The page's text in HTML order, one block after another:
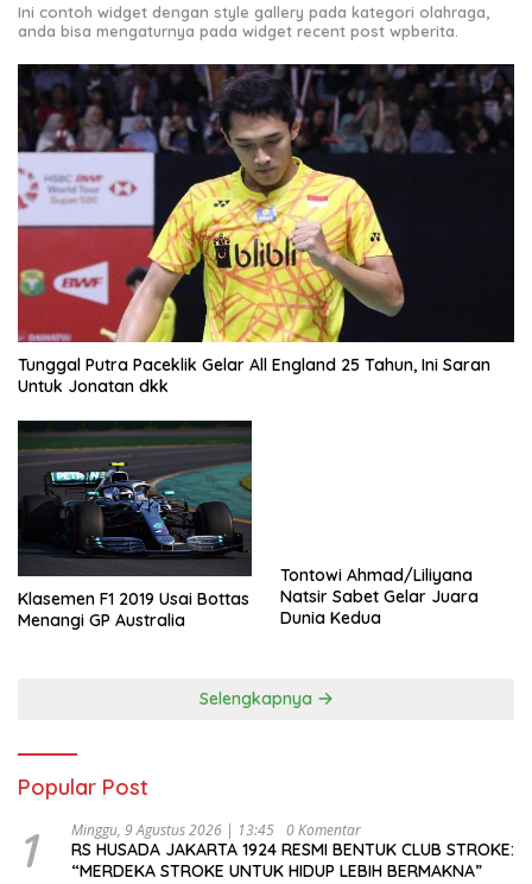
Ini contoh widget dengan style gallery pada kategori olahraga,
anda bisa mengaturnya pada widget recent post wpberita.
Tunggal Putra Paceklik Gelar All England 25 Tahun, Ini Saran
Untuk Jonatan dkk
Klasemen F1 2019 Usai Bottas
Menangi GP Australia
Tontowi Ahmad/Liliyana
Natsir Sabet Gelar Juara
Dunia Kedua
Selengkapnya
Popular Post
1 Minggu, 9 Agustus 2026 | 13:45 0 Komentar
RS HUSADA JAKARTA 1924 RESMI BENTUK CLUB STROKE:
“MERDEKA STROKE UNTUK HIDUP LEBIH BERMAKNA”